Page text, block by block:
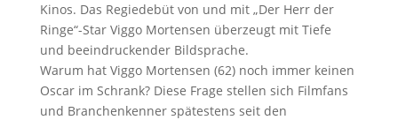
Kinos. Das Regiedebüt von und mit „Der Herr der
Ringe“-Star Viggo Mortensen überzeugt mit Tiefe
und beeindruckender Bildsprache.
Warum hat Viggo Mortensen (62) noch immer keinen
Oscar im Schrank? Diese Frage stellen sich Filmfans
und Branchenkenner spätestens seit den